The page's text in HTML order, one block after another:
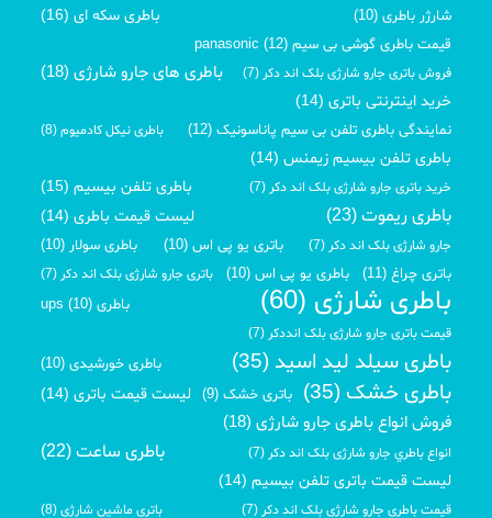
شارژر باطری (10) باطری سکه ای (16)
قیمت باطری گوشی بی سیم panasonic (12)
فروش باتری جارو شارژی بلک اند دکر (7) باطری های جارو شارژی (18)
خرید اینترنتی باتری (14)
نمایندگی باطری تلفن بی سیم پاناسونیک (12) باطری نیکل کادمیوم (8)
باطری تلفن بیسیم زیمنس (14)
خرید باتری جارو شارژی بلک اند دکر (7) باطری تلفن بیسیم (15)
باطری ریموت (23) لیست قیمت باطری (14)
جارو شارژی بلک اند دکر (7) باتری یو پی اس (10)
باطری سولار (10)
باتری چراغ (11)
باطری یو پی اس (10) باتری جارو شارژی بلک اند دکر (7)
باطری شارژی (60) باطری ups (10)
قیمت باتری جارو شارژی بلک انددکر (7)
باطری سیلد لید اسید (35) باطری خورشیدی (10)
باطری خشک (35) باتری خشک (9) لیست قیمت باتری (14)
فروش انواع باطری جارو شارژی (18)
انواع باطري جارو شارژی بلک اند دکر (7) باطری ساعت (22)
لیست قیمت باتری تلفن بیسیم (14)
قیمت باطری جارو شارژی بلک اند دکر (7) باتری ماشین شارژی (8)